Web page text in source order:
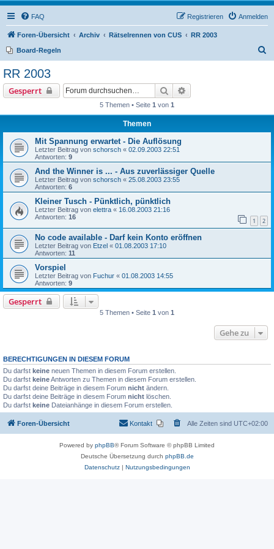
FAQ Anmelden
Registrieren
Foren-Übersicht Archiv Rätselrennen von CUS RR 2003
Board-Regeln
RR 2003
Gesperrt Suche
5 Themen • Seite 1 von 1
Themen
Mit Spannung erwartet - Die Auflösung
Letzter Beitrag von schorsch « 02.09.2003 22:51
Antworten: 9
And the Winner is ... - Aus zuverlässiger Quelle
Letzter Beitrag von schorsch « 25.08.2003 23:55
Antworten: 6
Kleiner Tusch - Pünktlich, pünktlich
Letzter Beitrag von elettra « 16.08.2003 21:16
Antworten: 16 1 2
No code available - Darf kein Konto eröffnen
Letzter Beitrag von Etzel « 01.08.2003 17:10
Antworten: 11
Vorspiel
Letzter Beitrag von Fuchur « 01.08.2003 14:55
Antworten: 9
Gesperrt
5 Themen • Seite 1 von 1
Gehe zu
BERECHTIGUNGEN IN DIESEM FORUM
Du darfst keine neuen Themen in diesem Forum erstellen.
Du darfst keineAntworten zu Themen in diesem Forum erstellen.
Du darfst deine Beiträge in diesem Forum nicht ändern.
Du darfst deine Beiträge in diesem Forum nicht löschen.
Du darfst keine Dateianhänge in diesem Forum erstellen.
Foren-Übersicht Alle Zeiten sind UTC+02:00
Kontakt
Powered by phpBB® Forum Software © phpBB Limited
Deutsche Übersetzung durch phpBB.de
Datenschutz| Nutzungsbedingungen